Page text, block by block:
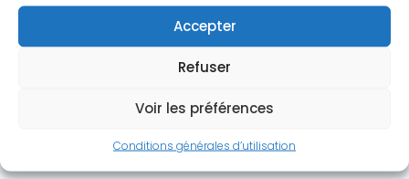
Accepter
Refuser
Voir les préférences
Conditions générales d’utilisation
Société Française de
Chirurgie de la Main